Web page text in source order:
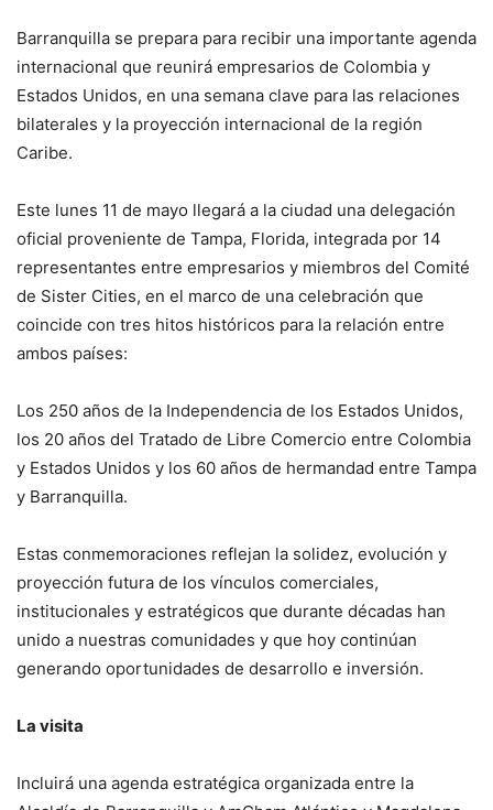
Barranquilla se prepara para recibir una importante agenda
internacional que reunirá empresarios de Colombia y
Estados Unidos, en una semana clave para las relaciones
bilaterales y la proyección internacional de la región
Caribe.
Este lunes 11 de mayo llegará a la ciudad una delegación
oficial proveniente de Tampa, Florida, integrada por 14
representantes entre empresarios y miembros del Comité
de Sister Cities, en el marco de una celebración que
coincide con tres hitos históricos para la relación entre
ambos países:
Los 250 años de la Independencia de los Estados Unidos,
los 20 años del Tratado de Libre Comercio entre Colombia
y Estados Unidos y los 60 años de hermandad entre Tampa
y Barranquilla.
Estas conmemoraciones reflejan la solidez, evolución y
proyección futura de los vínculos comerciales,
institucionales y estratégicos que durante décadas han
unido a nuestras comunidades y que hoy continúan
generando oportunidades de desarrollo e inversión.
La visita
Incluirá una agenda estratégica organizada entre la